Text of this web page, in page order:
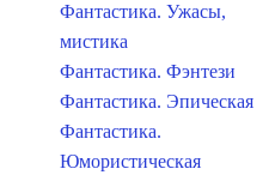
Фантастика. Ужасы,
мистика
Фантастика. Фэнтези
Фантастика. Эпическая
Фантастика.
Юмористическая